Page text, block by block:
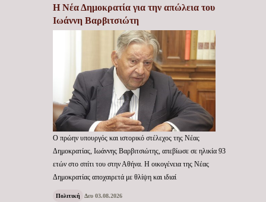
Η Νέα Δημοκρατία για την απώλεια του
Ιωάννη Βαρβιτσιώτη
Ο πρώην υπουργός και ιστορικό στέλεχος της Νέας
Δημοκρατίας, Ιωάννης Βαρβιτσιώτης, απεβίωσε σε ηλικία 93
ετών στο σπίτι του στην Αθήνα. Η οικογένεια της Νέας
Δημοκρατίας αποχαιρετά με θλίψη και ιδιαί
Πολιτική Δευ 03.08.2026